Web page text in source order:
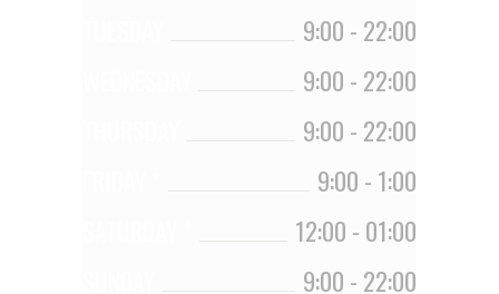
9:00 - 22:00
9:00 - 22:00
9:00 - 22:00
9:00 - 1:00
12:00 - 01:00
9:00 - 22:00